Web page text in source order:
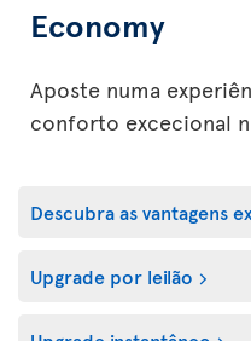
Economy
Aposte numa
conforto excecional
Descubra as vantagens
Upgrade por leilão